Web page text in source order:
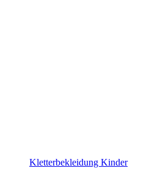
Kletterbekleidung Kinder